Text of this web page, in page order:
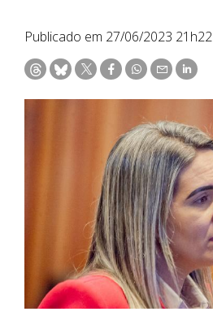
Publicado em 27/06/2023 21h22